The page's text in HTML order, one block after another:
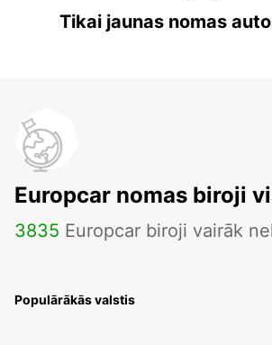
Tikai jaunas nomas
Europcar nomas biroji
3835 Europcar biroji vairāk
Populārākās valstis